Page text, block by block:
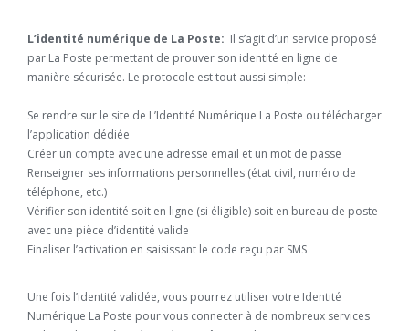
L’identité numérique de La Poste: Il s’agit d’un service proposé
par La Poste permettant de prouver son identité en ligne de
manière sécurisée. Le protocole est tout aussi simple:
Se rendre sur le site de L’Identité Numérique La Poste ou télécharger
l’application dédiée
Créer un compte avec une adresse email et un mot de passe
Renseigner ses informations personnelles (état civil, numéro de
téléphone, etc.)
Vérifier son identité soit en ligne (si éligible) soit en bureau de poste
avec une pièce d’identité valide
Finaliser l’activation en saisissant le code reçu par SMS
Une fois l’identité validée, vous pourrez utiliser votre Identité
Numérique La Poste pour vous connecter à de nombreux services